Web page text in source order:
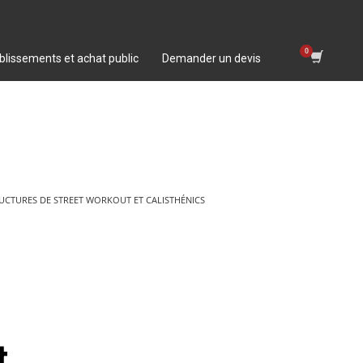
et achat public Demander un devis
DE STREET WORKOUT ET CALISTHÉNICS